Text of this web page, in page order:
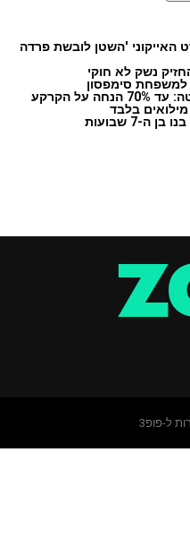
האייקוני 'השטן לובשת פרדה
נשק לא חוקי
מועצת רשות מקרקעי ישראל החליטה: עד 70% הנחה על הקרקע
בלבד
7 שבועות
ל-פופ3